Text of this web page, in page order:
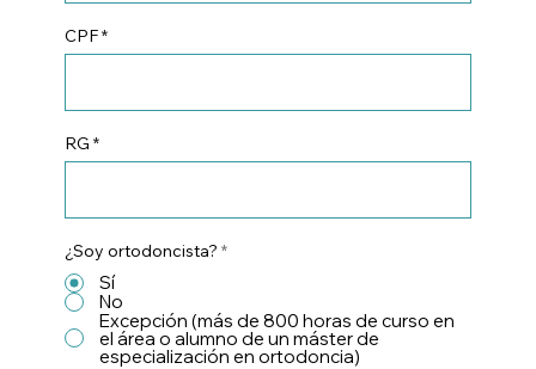
CPF
RG
¿Soy ortodoncista? *
Sí
No
Excepción (más de 800 horas de curso en
el área o alumno de un máster de
especialización en ortodoncia)